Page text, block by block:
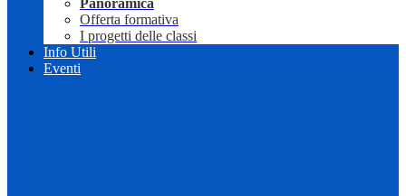
Panoramica
Offerta formativa
I progetti delle classi
Info Utili
Eventi